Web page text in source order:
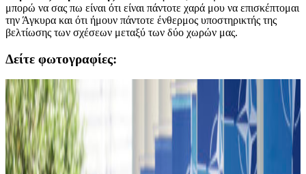
μπορώ να σας πω είναι ότι είναι πάντοτε χαρά μου να επισκέπτομαι
την Άγκυρα και ότι ήμουν πάντοτε ένθερμος υποστηρικτής της
βελτίωσης των σχέσεων μεταξύ των δύο χωρών μας.
Δείτε φωτογραφίες: